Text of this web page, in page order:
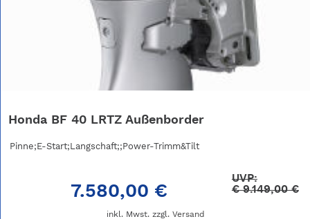
Honda BF 40 LRTZ Außenborder
Pinne;E-Start;Langschaft;;Power-Trimm&Tilt
7.580,00 €
UVP:
€9.149,00 €
inkl. Mwst. zzgl. Versand